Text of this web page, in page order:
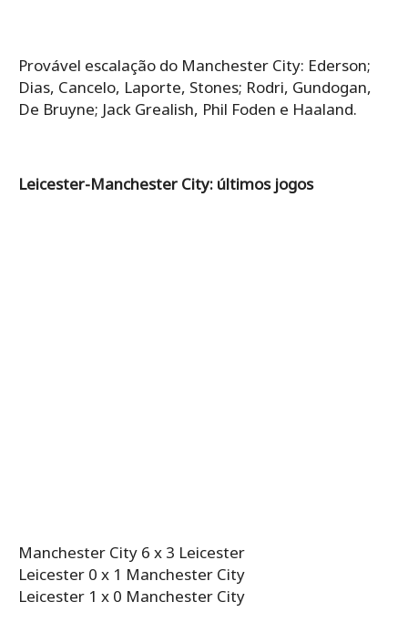
Provável escalação do Manchester City: Ederson;
Dias, Cancelo, Laporte, Stones; Rodri, Gundogan,
De Bruyne; Jack Grealish, Phil Foden e Haaland.
Leicester-Manchester City: últimos jogos
Manchester City 6 x 3 Leicester
Leicester 0 x 1 Manchester City
Leicester 1 x 0 Manchester City